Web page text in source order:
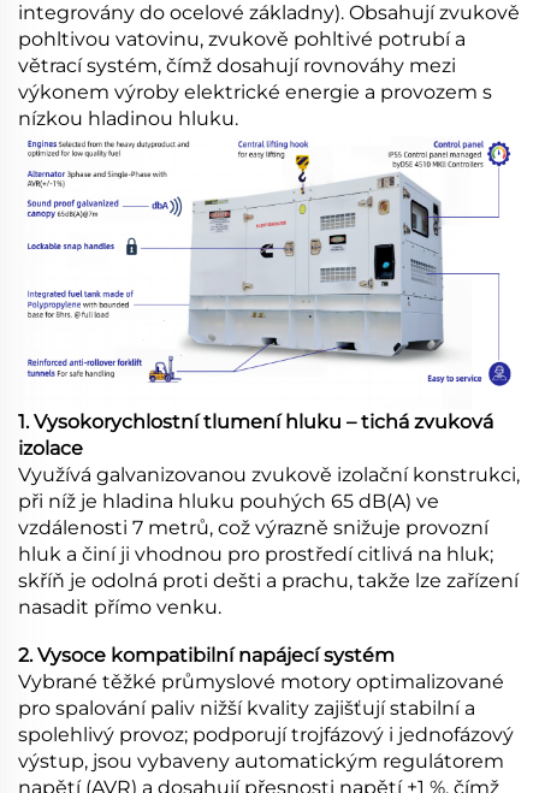
integrovány do ocelové základny). Obsahují zvukově
pohltivou vatovinu, zvukově pohltivé potrubí a
větrací systém, čímž dosahují rovnováhy mezi
výkonem výroby elektrické energie a provozem s
nízkou hladinou hluku.
1. Vysokorychlostní tlumení hluku – tichá zvuková
izolace
Využívá galvanizovanou zvukově izolační konstrukci,
při níž je hladina hluku pouhých 65 dB(A) ve
vzdálenosti 7 metrů, což výrazně snižuje provozní
hluk a činí ji vhodnou pro prostředí citlivá na hluk;
skříň je odolná proti dešti a prachu, takže lze zařízení
nasadit přímo venku.
2. Vysoce kompatibilní napájecí systém
Vybrané těžké průmyslové motory optimalizované
pro spalování paliv nižší kvality zajišťují stabilní a
spolehlivý provoz; podporují trojfázový i jednofázový
výstup, jsou vybaveny automatickým regulátorem
napětí (AVR) a dosahují přesnosti napětí ±1 %, čímž